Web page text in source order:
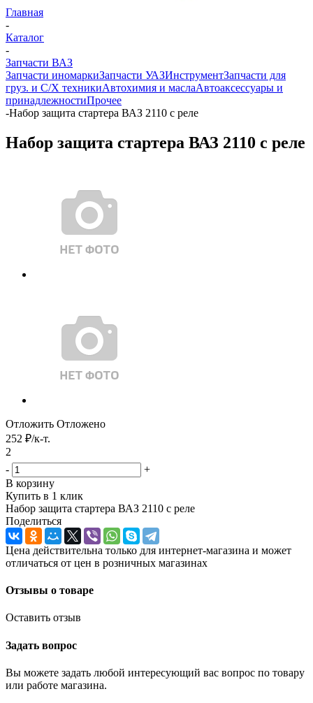
Главная
-
Каталог
-
Запчасти ВАЗ
Запчасти иномаркиЗапчасти УАЗИнструментЗапчасти для
груз. и С/Х техникиАвтохимия и маслаАвтоаксессуары и
принадлежностиПрочее
-Набор защита стартера ВАЗ 2110 с реле
Набор защита стартера ВАЗ 2110 с реле
Отложить Отложено
252 ₽/к-т.
2
-
+
В корзину
Купить в 1 клик
Набор защита стартера ВАЗ 2110 с реле
Поделиться
Цена действительна только для интернет-магазина и может
отличаться от цен в розничных магазинах
Отзывы о товаре
Оставить отзыв
Задать вопрос
Вы можете задать любой интересующий вас вопрос по товару
или работе магазина.